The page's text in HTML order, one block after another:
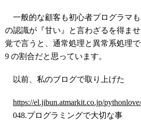
一般的な顧客も初心者プログラマ
の認識が『甘い』と言わざるを得ま
覚で言うと、通常処理と異常系処理
9 の割合だと思っています。
以前、私のブログで取り上げた
https://el.jibun.atmarkit.co.jp/
048.プログラミングで大切な事